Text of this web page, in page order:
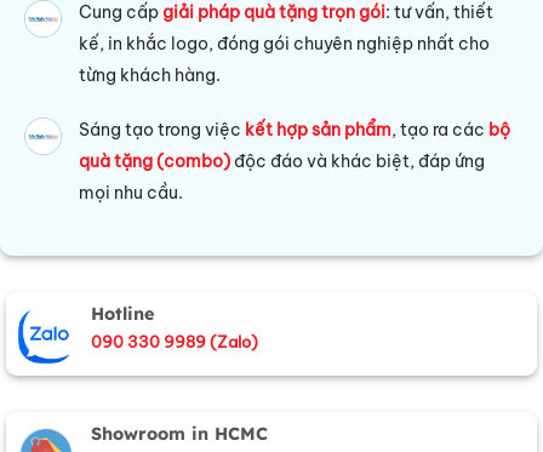
Cung cấpgiải pháp quà tặng trọn gói: tư vấn, thiết
kế, in khắc logo, đóng gói chuyên nghiệp nhất cho
từng khách hàng.
Sáng tạo trong việc kết hợp sản phẩm, tạo ra các bộ
quà tặng (combo) độc đáo và khác biệt, đáp ứng
mọi nhu cầu.
Hotline
090 330 9989 (Zalo)
Showroom in HCMC